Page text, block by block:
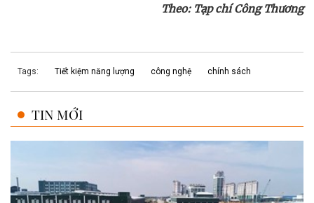
Theo: Tạp chí Công Thương
Tags: Tiết kiệm năng lượng công nghệ chính sách
TIN MỚI